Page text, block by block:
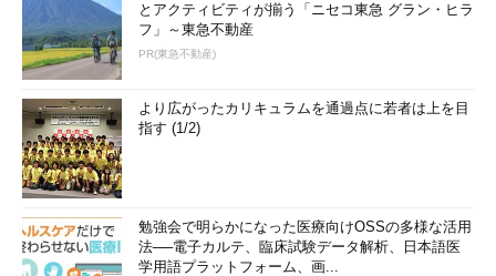
とアクティビティが揃う「ニセコ東急 グラン・ヒラ
フ」～東急不動産
PR(東急不動産)
より広がったカリキュラムを通過点に若者は上を目
指す (1/2)
勉強会で明らかになった医療向けOSSの多様な活用
法──電子カルテ、臨床試験データ解析、日本語医
学用語プラットフォーム、画...